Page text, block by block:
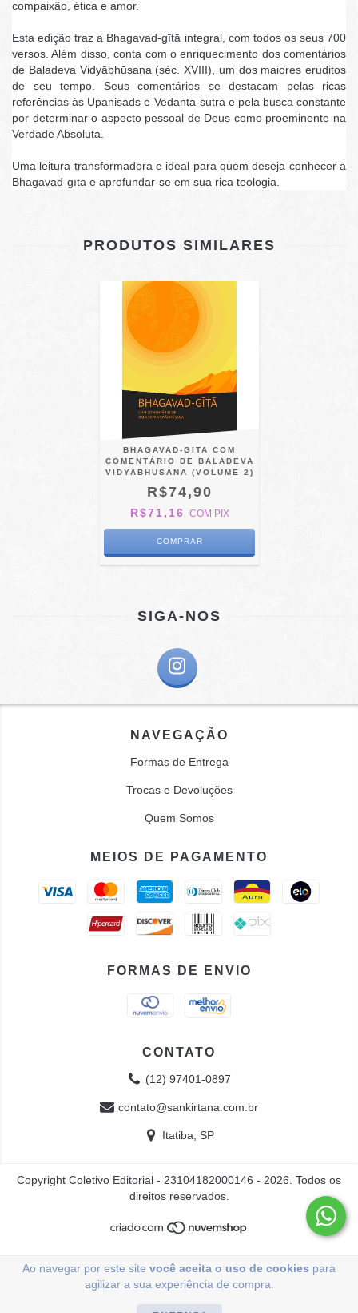
Ao navegar por este site você aceita o uso de cookies para
agilizar a sua experiência de compra.
compaixão, ética e amor.
Esta edição traz a Bhagavad-gītā integral, com todos os seus 700
versos. Além disso, conta com o enriquecimento dos comentários
de Baladeva Vidyābhūṣaṇa (séc. XVIII), um dos maiores eruditos
de seu tempo. Seus comentários se destacam pelas ricas
referências às Upaniṣads e Vedānta-sūtra e pela busca constante
por determinar o aspecto pessoal de Deus como proeminente na
Verdade Absoluta.
Uma leitura transformadora e ideal para quem deseja conhecer a
Bhagavad-gītā e aprofundar-se em sua rica teologia.
PRODUTOS SIMILARES
BHAGAVAD-GITA COM
COMENTÁRIO DE BALADEVA
VIDYABHUSANA (VOLUME 2)
R$74,90
R$71,16 COM PIX
SIGA-NOS
NAVEGAÇÃO
Formas de Entrega
Trocas e Devoluções
Quem Somos
MEIOS DE PAGAMENTO
FORMAS DE ENVIO
CONTATO
(12) 97401-0897
contato@sankirtana.com.br
Itatiba, SP
Copyright Coletivo Editorial - 23104182000146 - 2026. Todos os
direitos reservados.